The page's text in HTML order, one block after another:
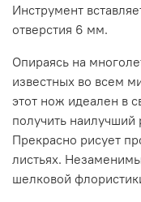
Инструмент
отверстия 6 мм.
Опираясь на
известных во всем
этот нож идеален в
получить наилучший
Прекрасно рисует
листьях.
шелковой